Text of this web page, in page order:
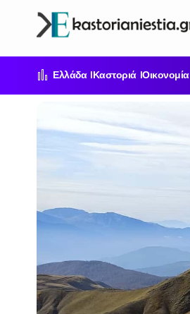
Ελλάδα Καστοριά Οικονομία